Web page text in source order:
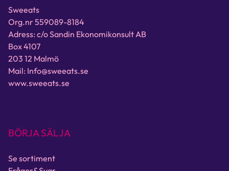
Sweeats
Org.nr 559089-8184
Adress: c/o Sandin Ekonomikonsult AB
Box 4107
203 12 Malmö
Mail: Info@sweeats.se
www.sweeats.se
BÖRJA SÄLJA
Se sortiment